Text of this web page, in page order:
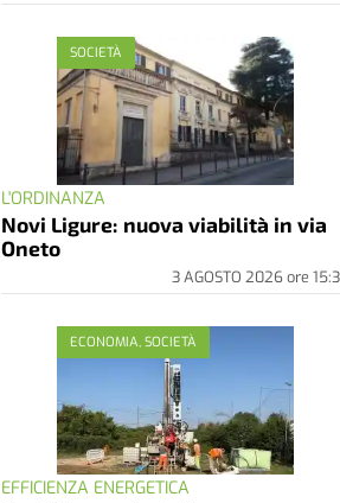
SOCIETÀ
L'ORDINANZA
Novi Ligure: nuova viabilità in via
Oneto
3 AGOSTO 2026ore
ECONOMIA, SOCIETÀ
EFFICIENZA ENERGETICA